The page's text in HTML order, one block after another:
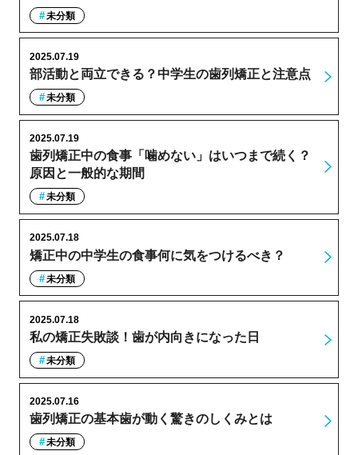
未分類
部活動と両立できる？中学生の歯列矯正と注意点
2025.07.19
未分類
歯列矯正中の食事「噛めない」はいつまで続く？
原因と一般的な期間
2025.07.19
未分類
矯正中の中学生の食事何に気をつけるべき？
2025.07.18
未分類
私の矯正失敗談！歯が内向きになった日
2025.07.18
未分類
歯列矯正の基本歯が動く驚きのしくみとは
2025.07.16
未分類